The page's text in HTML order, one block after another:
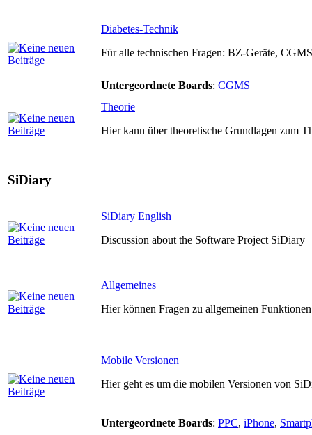
Diabetes-Technik
Für alle technischen Fragen: BZ-Geräte,
Untergeordnete Boards: CGMS
Theorie
Hier kann über theoretische Grundlagen zum
SiDiary
SiDiary English
Discussion about the Software Project SiDiary
Allgemeines
Hier können Fragen zu allgemeinen
Mobile Versionen
Hier geht es um die mobilen Versionen von
Untergeordnete Boards: PPC, iPhone,